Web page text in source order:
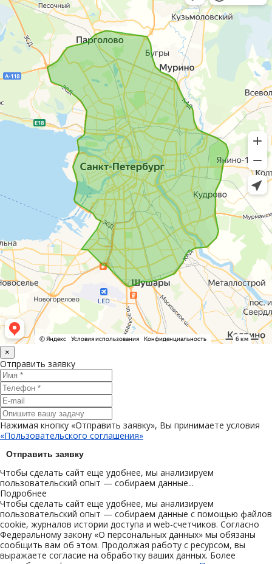
×
Отправить заявку
Нажимая кнопку «Отправить заявку», Вы принимаете условия
«Пользовательского соглашения»
Отправить заявку
Чтобы сделать сайт еще удобнее, мы анализируем
пользовательский опыт — собираем данные...
Подробнее
Чтобы сделать сайт еще удобнее, мы анализируем
пользовательский опыт — собираем данные с помощью файлов
cookie, журналов истории доступа и web-счетчиков. Согласно
Федеральному закону «О персональных данных» мы обязаны
сообщить вам об этом. Продолжая работу с ресурсом, вы
выражаете согласие на обработку ваших данных. Более